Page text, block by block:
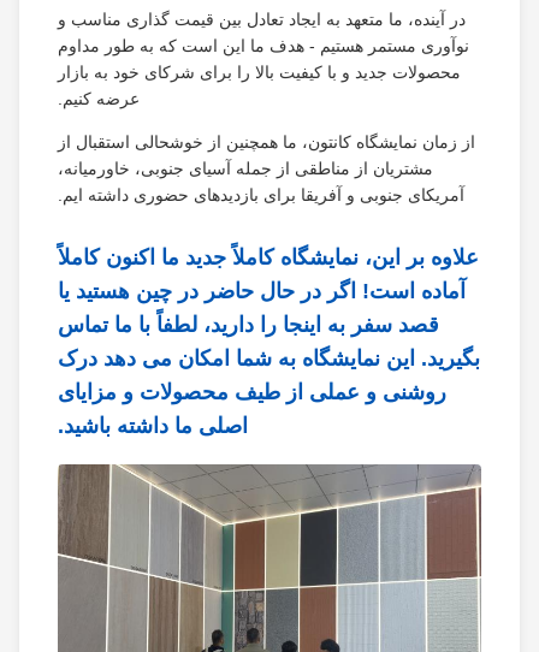
در آینده، ما متعهد به ایجاد تعادل بین قیمت گذاری مناسب و
نوآوری مستمر هستیم - هدف ما این است که به طور مداوم
محصولات جدید و با کیفیت بالا را برای شرکای خود به بازار
عرضه کنیم.
از زمان نمایشگاه کانتون، ما همچنین از خوشحالی استقبال از
مشتریان از مناطقی از جمله آسیای جنوبی، خاورمیانه،
آمریکای جنوبی و آفریقا برای بازدیدهای حضوری داشته ایم.
علاوه بر این، نمایشگاه کاملاً جدید ما اکنون کاملاً
آماده است! اگر در حال حاضر در چین هستید یا
قصد سفر به اینجا را دارید، لطفاً با ما تماس
بگیرید. این نمایشگاه به شما امکان می دهد درک
روشنی و عملی از طیف محصولات و مزایای
اصلی ما داشته باشید.